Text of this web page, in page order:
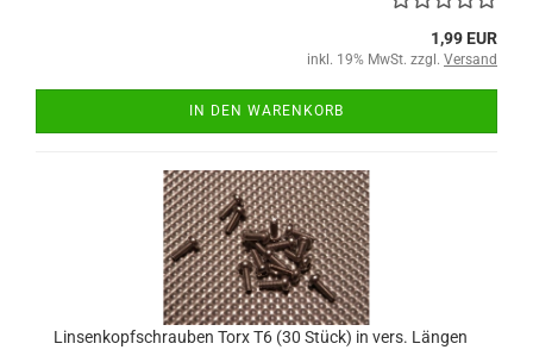
1,99 EUR
inkl. 19% MwSt. zzgl. Versand
IN DEN WARENKORB
Linsenkopfschrauben Torx T6 (30 Stück) in vers. Längen